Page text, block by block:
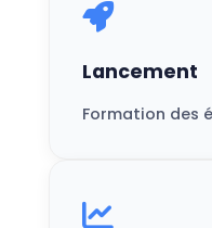
Lancement
Formation des